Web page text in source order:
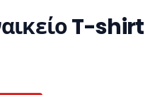
T-shirt